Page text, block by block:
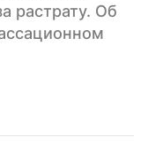
растрату. Об